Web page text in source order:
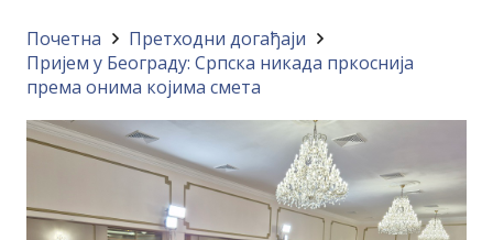
Почетна
Претходни догађаји
Пријем у Београду: Српска никада пркоснија
према онима којима смета